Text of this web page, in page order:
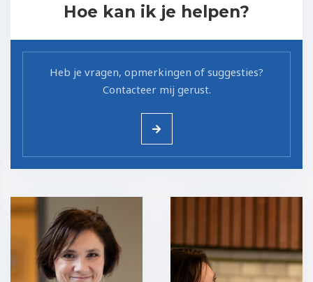
Hoe kan ik je helpen?
Heb je vragen, opmerkingen of suggesties?
Contacteer mij gerust.